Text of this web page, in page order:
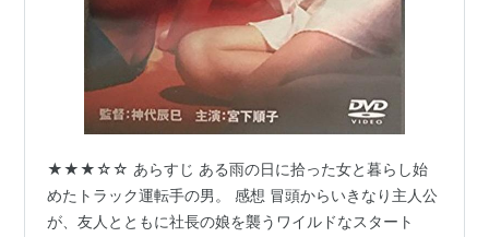
★★★☆☆ あらすじ ある雨の日に拾った女と暮らし始
めたトラック運転手の男。 感想 冒頭からいきなり主人公
が、友人とともに社長の娘を襲うワイルドなスタート